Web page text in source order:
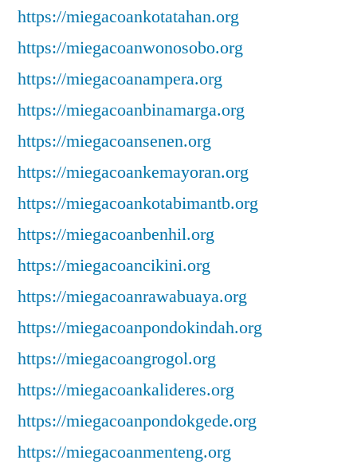
https://miegacoankotatahan.org
https://miegacoanwonosobo.org
https://miegacoanampera.org
https://miegacoanbinamarga.org
https://miegacoansenen.org
https://miegacoankemayoran.org
https://miegacoankotabimantb.org
https://miegacoanbenhil.org
https://miegacoancikini.org
https://miegacoanrawabuaya.org
https://miegacoanpondokindah.org
https://miegacoangrogol.org
https://miegacoankalideres.org
https://miegacoanpondokgede.org
https://miegacoanmenteng.org